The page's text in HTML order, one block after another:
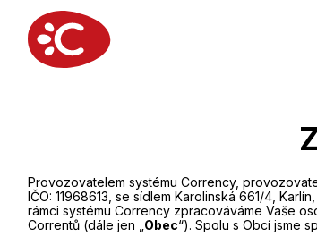
Provozovatelem systému Corrency,
IČO: 11968613, se sídlem Karolinská 661/4,
rámci systému Corrency zpracováváme Vaše
Correntů (dále jen „ Obec“). Spolu s Obcí jsme